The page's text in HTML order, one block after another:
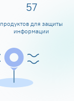
60
продуктов для защиты
информации